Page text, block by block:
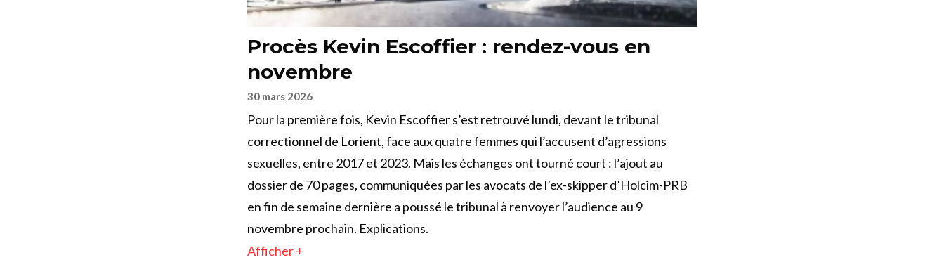
Procès Kevin Escoffier : rendez-vous en
novembre
30 mars 2026
Pour la première fois, Kevin Escoffier s’est retrouvé lundi, devant le tribunal
correctionnel de Lorient, face aux quatre femmes qui l’accusent d’agressions
sexuelles, entre 2017 et 2023. Mais les échanges ont tourné court : l’ajout au
dossier de 70 pages, communiquées par les avocats de l’ex-skipper d’Holcim-PRB
en fin de semaine dernière a poussé le tribunal à renvoyer l’audience au 9
novembre prochain. Explications.
Afficher +